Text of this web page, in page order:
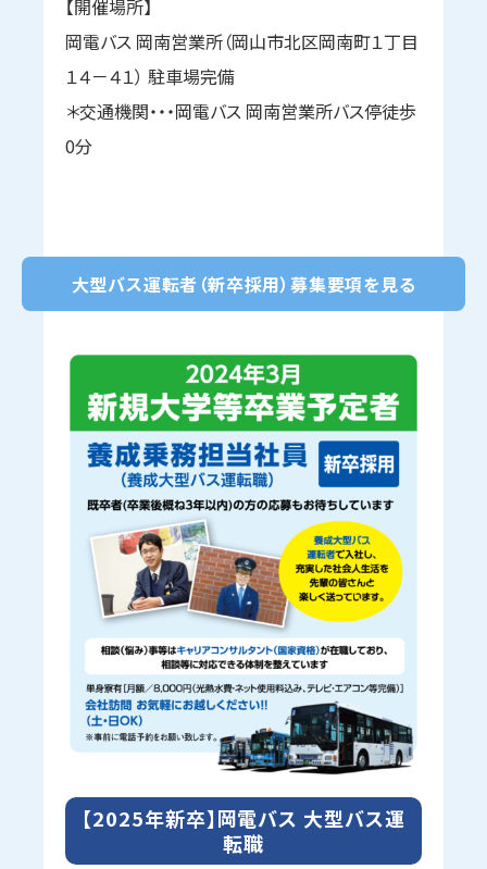
【開催場所】
岡電バス 岡南営業所（岡山市北区岡南町１丁目
１４－４１） 駐車場完備
＊交通機関・・・岡電バス 岡南営業所バス停徒歩
0分
大型バス運転者（新卒採用）募集要項を見る
【2025年新卒】岡電バス 大型バス運
転職